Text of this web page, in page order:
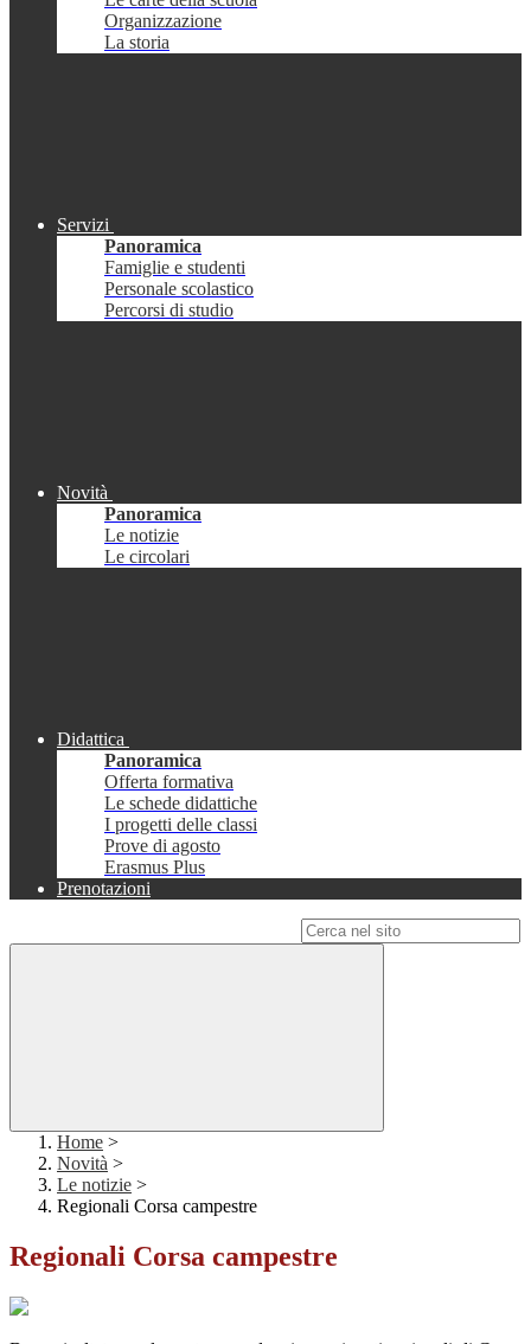
Organizzazione
La storia
Servizi
Panoramica
Famiglie e studenti
Personale scolastico
Percorsi di studio
Novità
Panoramica
Le notizie
Le circolari
Didattica
Panoramica
Offerta formativa
Le schede didattiche
I progetti delle classi
Prove di agosto
Erasmus Plus
Prenotazioni
Home >
Novità >
Le notizie >
Regionali Corsa campestre
Regionali Corsa campestre